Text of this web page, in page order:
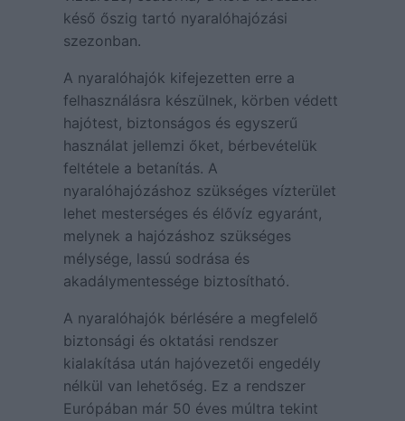
késő őszig tartó nyaralóhajózási
szezonban.
A nyaralóhajók kifejezetten erre a
felhasználásra készülnek, körben védett
hajótest, biztonságos és egyszerű
használat jellemzi őket, bérbevételük
feltétele a betanítás. A
nyaralóhajózáshoz szükséges vízterület
lehet mesterséges és élővíz egyaránt,
melynek a hajózáshoz szükséges
mélysége, lassú sodrása és
akadálymentessége biztosítható.
A nyaralóhajók bérlésére a megfelelő
biztonsági és oktatási rendszer
kialakítása után hajóvezetői engedély
nélkül van lehetőség. Ez a rendszer
Európában már 50 éves múltra tekint